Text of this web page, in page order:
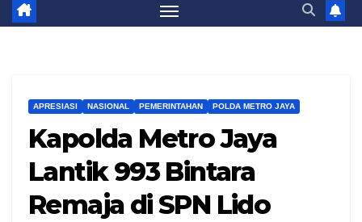
APRESIASI NASIONAL PEMERINTAHAN POLDA METRO JAYA
Kapolda Metro Jaya
Lantik 993 Bintara
Remaja di SPN Lido